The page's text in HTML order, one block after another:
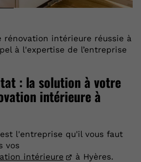
rénovation intérieure réussie à
à l'expertise de l’entreprise
: la solution à votre
intérieure à
l'entreprise qu'il vous faut
vos
intérieure
à Hyères.